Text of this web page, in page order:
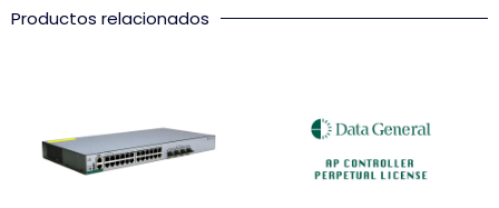
Productos relacionados